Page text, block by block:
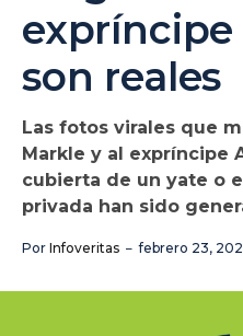
son reales
Las fotos virales que
Markle y al expríncipe
cubierta de un yate o
privada han sido
Por Infoveritas febrero 23,